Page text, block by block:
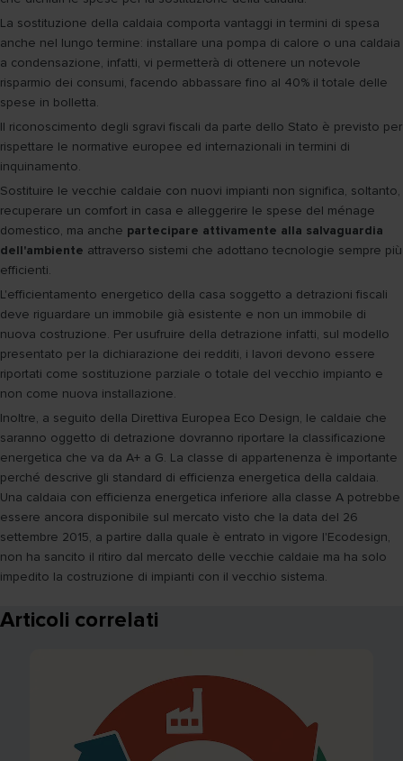
La sostituzione della caldaia comporta vantaggi in termini di spesa
anche nel lungo termine: installare una pompa di calore o una caldaia
a condensazione, infatti, vi permetterà di ottenere un notevole
risparmio dei consumi, facendo abbassare fino al 40% il totale delle
spese in bolletta.
Il riconoscimento degli sgravi fiscali da parte dello Stato è previsto per
rispettare le normative europee ed internazionali in termini di
inquinamento.
Sostituire le vecchie caldaie con nuovi impianti non significa, soltanto,
recuperare un comfort in casa e alleggerire le spese del ménage
domestico, ma anche partecipare attivamente alla salvaguardia
dell'ambiente attraverso sistemi che adottano tecnologie sempre più
efficienti.
L'efficientamento energetico della casa soggetto a detrazioni fiscali
deve riguardare un immobile già esistente e non un immobile di
nuova costruzione. Per usufruire della detrazione infatti, sul modello
presentato per la dichiarazione dei redditi, i lavori devono essere
riportati come sostituzione parziale o totale del vecchio impianto e
non come nuova installazione.
Inoltre, a seguito della Direttiva Europea Eco Design, le caldaie che
saranno oggetto di detrazione dovranno riportare la classificazione
energetica che va da A+ a G. La classe di appartenenza è importante
perché descrive gli standard di efficienza energetica della caldaia.
Una caldaia con efficienza energetica inferiore alla classe A potrebbe
essere ancora disponibile sul mercato visto che la data del 26
settembre 2015, a partire dalla quale è entrato in vigore l'Ecodesign,
non ha sancito il ritiro dal mercato delle vecchie caldaie ma ha solo
impedito la costruzione di impianti con il vecchio sistema.
Articoli correlati